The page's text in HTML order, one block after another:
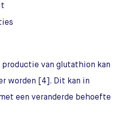
van glutathion kan
worden [4]. Dit kan in
een veranderde behoefte